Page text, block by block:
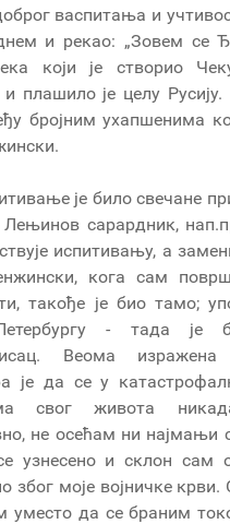
васпитања и
и рекао: „Зовем се
који је створио
плашило је целу
бројним ухапшенима
је било свечане
сарардник,
испитивању, а
кога сам
такође је био тамо;
- тада је
Веома
је да се у
свог живота
не осећам ни најмањи
узнесено и склон сам
због моје војничке
уместо да се браним